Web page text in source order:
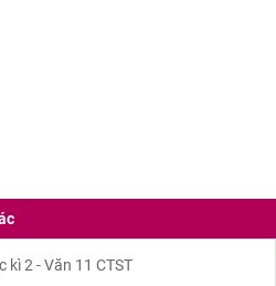
kì 2 - Văn 11 CTST